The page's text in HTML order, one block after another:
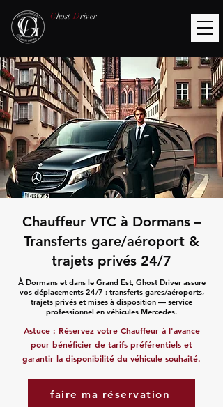
Ghost Driver
Chauffeur VTC à Dormans –
Transferts gare/aéroport &
trajets privés 24/7
À Dormans et dans le Grand Est, Ghost Driver assure
vos déplacements 24/7 : transferts gares/aéroports,
trajets privés et mises à disposition — service
professionnel en véhicules Mercedes.
Astuce : Réservez votre Chauffeur à l'avance
pour bénéficier de tarifs préférentiels et
garantir la disponibilité du véhicule souhaité.
faire ma réservation